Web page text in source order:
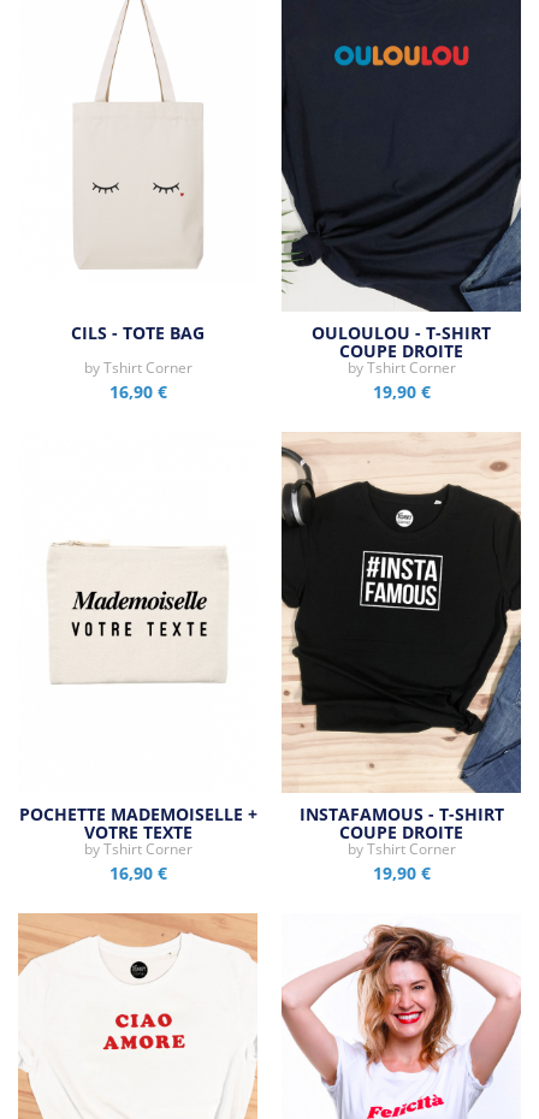
CILS - TOTE BAG
byTshirt Corner
16,90 €
OULOULOU - T-SHIRT
COUPE DROITE
byTshirt Corner
19,90 €
POCHETTE MADEMOISELLE +
VOTRE TEXTE
byTshirt Corner
16,90 €
INSTAFAMOUS - T-SHIRT
COUPE DROITE
byTshirt Corner
19,90 €